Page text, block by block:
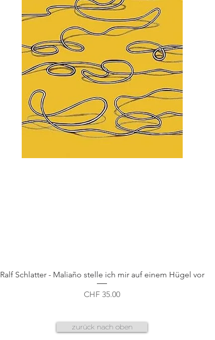
Schnellansicht
Ralf Schlatter - Maliaño stelle ich mir auf einem Hügel vor
Preis
CHF 35.00
zurück nach oben